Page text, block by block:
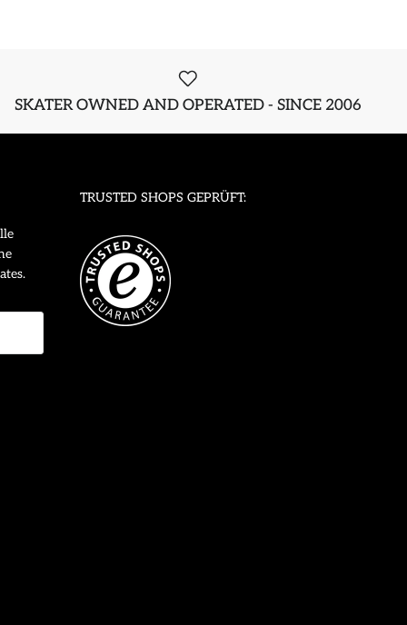
SKATER OWNED AND OPERATED - SINCE 2006
TRUSTED SHOPS GEPRÜFT: